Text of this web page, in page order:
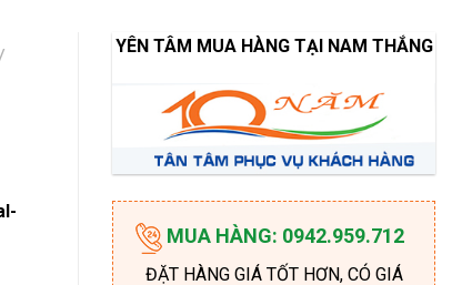
YÊN TÂM MUA HÀNG TẠI NAM THẮNG
MUA HÀNG: 0942.959.712
ĐẶT HÀNG GIÁ TỐT HƠN, CÓ GIÁ